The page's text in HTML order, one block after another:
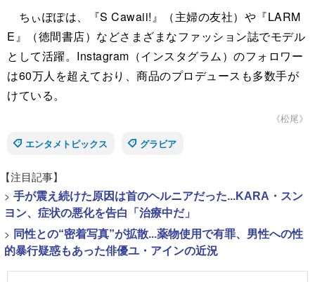
ちぃぽぽは、『S Cawaii!』（主婦の友社）や『LARM
E』（徳間書店）などさまざまなファッション誌でモデル
として活躍。Instagram（インスタグラム）のフォロワー
は60万人を超えており、商品のプロデュースも多数手が
けている。
《松尾》
エンタメトピックス
グラビア
【注目記事】
> 手が震え続けた原因は首のヘルニアだった...KARA・スン
ヨン、症状の悪化を告白「治療中だ」
> 同性との“密着写真”が拡散...薬物使用で有罪、男性への性
的暴行疑惑もあった俳優ユ・アインの近況